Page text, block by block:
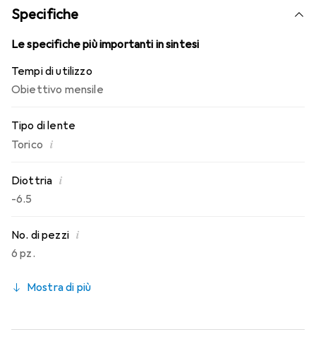
tutto il giorno con le lenti mensili.
Specifiche
Le specifiche più importanti in sintesi
Tempi di utilizzo
Obiettivo mensile
Tipo di lente
Torico i
Diottria i
-6.5
No. di pezzi i
6 pz.
Mostra di più